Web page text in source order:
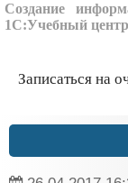
Создание
1С:Учебный
Записаться на